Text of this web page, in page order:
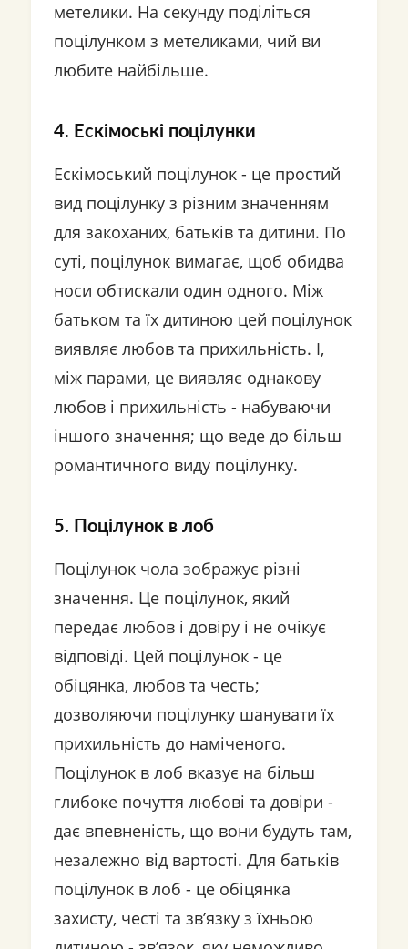
метелики. На секунду поділіться
поцілунком з метеликами, чий ви
любите найбільше.
4. Ескімоські поцілунки
Ескімоський поцілунок - це простий
вид поцілунку з різним значенням
для закоханих, батьків та дитини. По
суті, поцілунок вимагає, щоб обидва
носи обтискали один одного. Між
батьком та їх дитиною цей поцілунок
виявляє любов та прихильність. І,
між парами, це виявляє однакову
любов і прихильність - набуваючи
іншого значення; що веде до більш
романтичного виду поцілунку.
5. Поцілунок в лоб
Поцілунок чола зображує різні
значення. Це поцілунок, який
передає любов і довіру і не очікує
відповіді. Цей поцілунок - це
обіцянка, любов та честь;
дозволяючи поцілунку шанувати їх
прихильність до наміченого.
Поцілунок в лоб вказує на більш
глибоке почуття любові та довіри -
дає впевненість, що вони будуть там,
незалежно від вартості. Для батьків
поцілунок в лоб - це обіцянка
захисту, честі та зв’язку з їхньою